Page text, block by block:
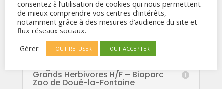
Fauconnier (Stage) H/F –
EcoZonia
Grands Herbivores H/F – Bioparc
Zoo de Doué-la-Fontaine
consentez à l’utilisation de cookies qui nous permettent
de mieux comprendre vos centres d’intérêts,
notamment grâce à des mesures d’audience du site et
flux réseaux sociaux.
Gérer
TOUT REFUSER TOUT ACCEPTER